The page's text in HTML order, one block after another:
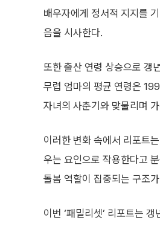
배우자에게 정서적 지지를
음을 시사한다.
또한 출산 연령 상승으로 갱
무렵 엄마의 평균 연령은
자녀의 사춘기와 맞물리며
이러한 변화 속에서 리포트
우는 요인으로 작용한다고
돌봄 역할이 집중되는 구조
이번 ‘패밀리셋’ 리포트는